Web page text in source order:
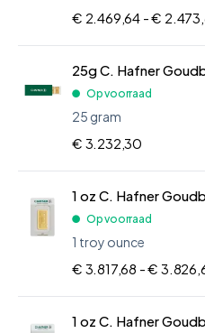
€ 2.469,64 -€
25g C. Hafner
Op voorraad
25 gram
€ 3.232,30
1 oz C. Hafner
Op voorraad
1 troy ounce
€ 3.817,68 -€
1 oz C. Hafner